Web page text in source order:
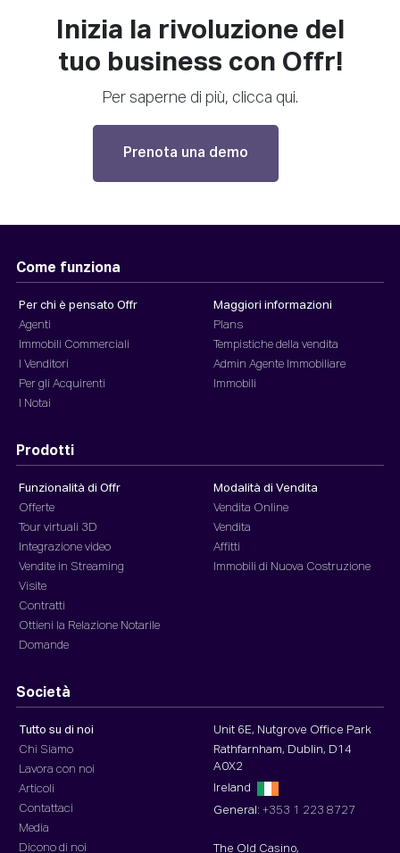
Inizia la rivoluzione del
tuo business con Offr!
Per saperne di più, clicca qui.
Prenota una demo
Come funziona
Per chi è pensato Offr
Agenti
Immobili Commerciali
I Venditori
Per gli Acquirenti
I Notai
Maggiori informazioni
Plans
Tempistiche della vendita
Admin Agente Immobiliare
Immobili
Prodotti
Funzionalità di Offr
Offerte
Tour virtuali 3D
Integrazione video
Vendite in Streaming
Visite
Contratti
Ottieni la Relazione Notarile
Domande
Modalità di Vendita
Vendita Online
Vendita
Affitti
Immobili di Nuova Costruzione
Società
Tutto su di noi
Chi Siamo
Lavora con noi
Articoli
Contattaci
Media
Dicono di noi
Unit 6E, Nutgrove Office Park
Rathfarnham, Dublin, D14
A0X2
Ireland
General: +353 1 223 8727
The Old Casino,